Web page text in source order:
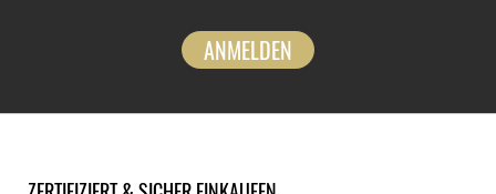
ANMELDEN